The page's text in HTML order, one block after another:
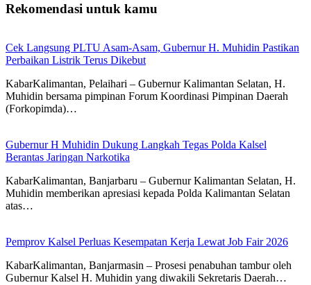
Rekomendasi untuk kamu
Cek Langsung PLTU Asam-Asam, Gubernur H. Muhidin Pastikan
Perbaikan Listrik Terus Dikebut
KabarKalimantan, Pelaihari – Gubernur Kalimantan Selatan, H.
Muhidin bersama pimpinan Forum Koordinasi Pimpinan Daerah
(Forkopimda)…
Gubernur H Muhidin Dukung Langkah Tegas Polda Kalsel
Berantas Jaringan Narkotika
KabarKalimantan, Banjarbaru – Gubernur Kalimantan Selatan, H.
Muhidin memberikan apresiasi kepada Polda Kalimantan Selatan
atas…
Pemprov Kalsel Perluas Kesempatan Kerja Lewat Job Fair 2026
KabarKalimantan, Banjarmasin – Prosesi penabuhan tambur oleh
Gubernur Kalsel H. Muhidin yang diwakili Sekretaris Daerah…